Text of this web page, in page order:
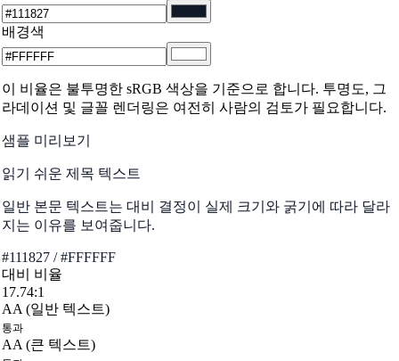
배경색
이 비율은 불투명한 sRGB 색상을 기준으로 합니다. 투명도, 그
라데이션 및 글꼴 렌더링은 여전히 사람의 검토가 필요합니다.
샘플 미리보기
읽기 쉬운 제목 텍스트
일반 본문 텍스트는 대비 결정이 실제 크기와 굵기에 따라 달라
지는 이유를 보여줍니다.
#111827/#FFFFFF
대비 비율
17.74:1
AA (일반 텍스트)
통과
AA (큰 텍스트)